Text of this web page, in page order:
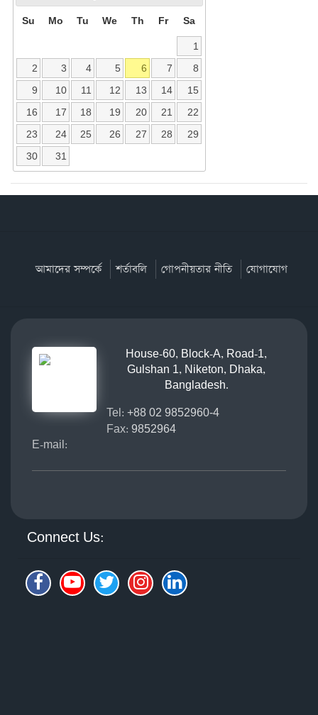
Su Mo Tu We Th Fr Sa
1
2
3 4 5 6 7
8
9
10 11 12 13 14
15
16
17 18 19 20 21
22
23
24 25 26 27 28
29
30
31
আমাদের সম্পর্কে শর্তাবলি গোপনীয়তার নীতি যোগাযোগ
House-60, Block-A, Road-1,
Gulshan 1, Niketon, Dhaka,
Bangladesh.
Tel: +88 02 9852960-4
Fax: 9852964
E-mail:
Connect Us: